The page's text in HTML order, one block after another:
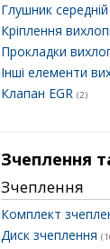
Глушник середній
Кріплення
Прокладки
Інші елементи
Клапан EGR (2)
Зчеплення
Зчеплення
Комплект
Диск зчеплення